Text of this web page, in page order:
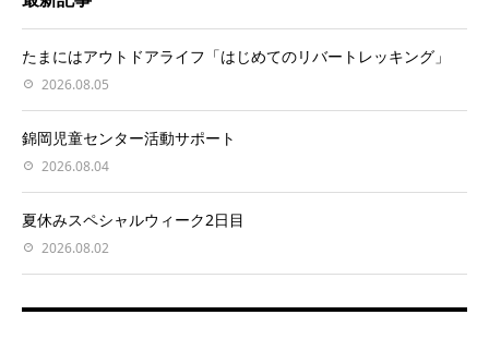
たまにはアウトドアライフ「はじめてのリバートレッキング」
2026.08.05
錦岡児童センター活動サポート
2026.08.04
夏休みスペシャルウィーク2日目
2026.08.02